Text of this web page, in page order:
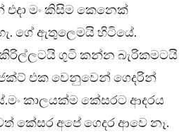
එදා මං කිසිම කෙනෙක්
ගේ ඇතුලෙමයි හිටියේ.
ගුටි කන්න බැරිකමටයි
එක වෙනුවෙන් ගෙදරින්
කාලයක්ම කේසරට ආදරය
කේසර අපේ ගෙදර ආවෙ නෑ.